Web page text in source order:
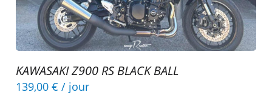
KAWASAKI Z900 RS BLACK BALL
139,00 € / jour